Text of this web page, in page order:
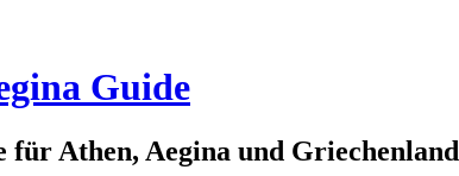
Guide
für Athen, Aegina und Griechenland